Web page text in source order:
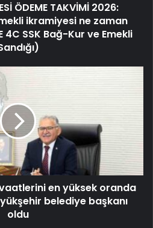
ÖDEME TAKVİMİ 2026:
ikramiyesi ne zaman
SSK Bağ-Kur ve Emekli
vaatlerini en yüksek oranda
belediye başkanı
oldu